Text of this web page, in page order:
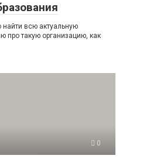
всю актуальную
про такую организацию, как
0